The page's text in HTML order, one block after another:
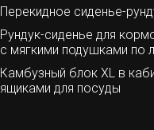
Перекидное сиденье-
Рундук-сиденье для
с мягкими подушками по
Камбузный блок XL в
ящиками для посуды